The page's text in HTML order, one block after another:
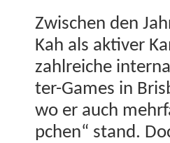
Zwis­chen den
Kah als aktiv­er
zahlre­iche
ter-Games in
wo er auch
pchen“ stand.